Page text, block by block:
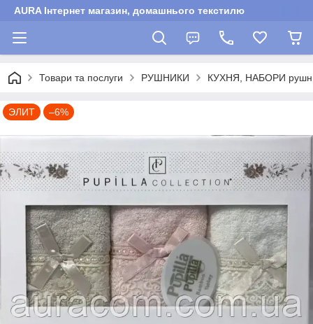
AURA Інтернет магазин, домашнього текстилю
Товари та послуги РУШНИКИ КУХНЯ, НАБОРИ
ЭЛИТ –6%